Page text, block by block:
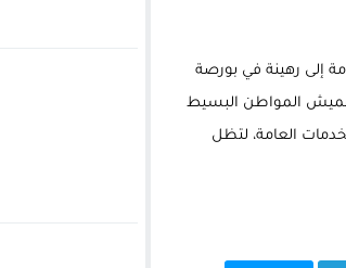
إلى رهينة في بورصة
تهميش المواطن البسيط
العامة، لتظل